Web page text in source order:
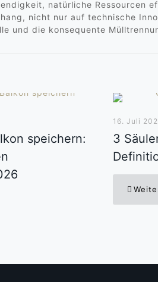
natürliche Ressourcen
nicht nur auf technische
und die konsequente
speichern:
16. Juli
3